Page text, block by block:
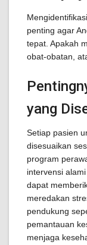
penting agar
tepat. Apakah
obat-obatan,
yang
Setiap pasien
disesuaikan
program
intervensi
dapat
meredakan
pendukung
pemantauan
menjaga